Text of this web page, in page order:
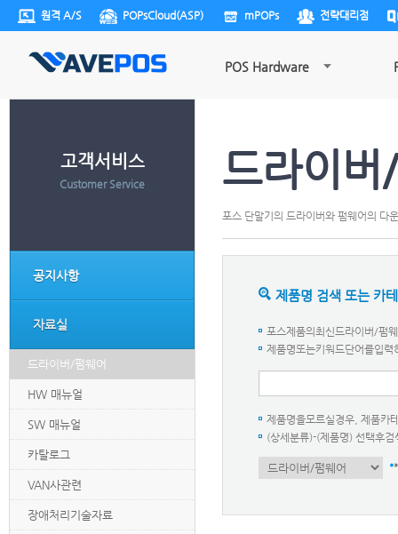
원격 A/S POPsCloud(ASP) mPOPs 전략대리점
POS Hardware
고객서비스
Customer Service
공지사항
자료실
드라이버/펌웨어
HW 매뉴얼
SW 매뉴얼
카탈로그
VAN사관련
장애처리기술자료
드라이버
포스 단말기의 드라이버와 펌웨어의 다
제품명 검색 또는 카
포스제품의최신드라이버/펌
제품명또는키워드단어를입
제품명을모르실경우, 제품카
(상세분류)-(제품명) 선택후